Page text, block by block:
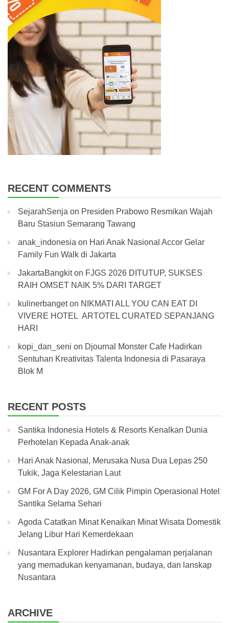
RECENT COMMENTS
SejarahSenja on Presiden Prabowo Resmikan Wajah
Baru Stasiun Semarang Tawang
anak_indonesia on Hari Anak Nasional Accor Gelar
Family Fun Walk di Jakarta
JakartaBangkiton FJGS 2026 DITUTUP, SUKSES
RAIH OMSET NAIK 5% DARI TARGET
kulinerbangeton NIKMATI ALL YOU CAN EAT DI
VIVERE HOTEL ARTOTEL CURATED SEPANJANG
HARI
kopi_dan_seni on Djournal Monster Cafe Hadirkan
Sentuhan Kreativitas Talenta Indonesia di Pasaraya
Blok M
RECENT POSTS
Santika Indonesia Hotels & Resorts Kenalkan Dunia
Perhotelan Kepada Anak-anak
Hari Anak Nasional, Merusaka Nusa Dua Lepas 250
Tukik, Jaga Kelestarian Laut
GM For A Day 2026, GM Cilik Pimpin Operasional Hotel
Santika Selama Sehari
Agoda Catatkan Minat Kenaikan Minat Wisata Domestik
Jelang Libur Hari Kemerdekaan
Nusantara Explorer Hadirkan pengalaman perjalanan
yang memadukan kenyamanan, budaya, dan lanskap
Nusantara
ARCHIVE